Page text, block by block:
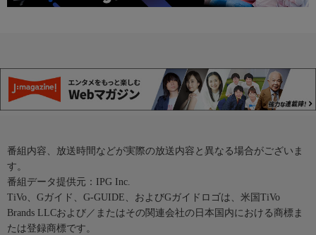
番組内容、放送時間などが実際の放送内容と異なる場合がございま
す。
番組データ提供元：IPG Inc.
TiVo、Gガイド、G-GUIDE、およびGガイドロゴは、米国TiVo
Brands LLCおよび／またはその関連会社の日本国内における商標ま
たは登録商標です。